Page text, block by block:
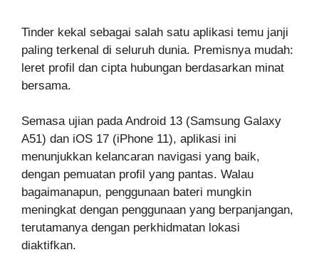
Tinder kekal sebagai salah satu aplikasi temu janji
paling terkenal di seluruh dunia. Premisnya mudah:
leret profil dan cipta hubungan berdasarkan minat
bersama.
Semasa ujian pada Android 13 (Samsung Galaxy
A51) dan iOS 17 (iPhone 11), aplikasi ini
menunjukkan kelancaran navigasi yang baik,
dengan pemuatan profil yang pantas. Walau
bagaimanapun, penggunaan bateri mungkin
meningkat dengan penggunaan yang berpanjangan,
terutamanya dengan perkhidmatan lokasi
diaktifkan.